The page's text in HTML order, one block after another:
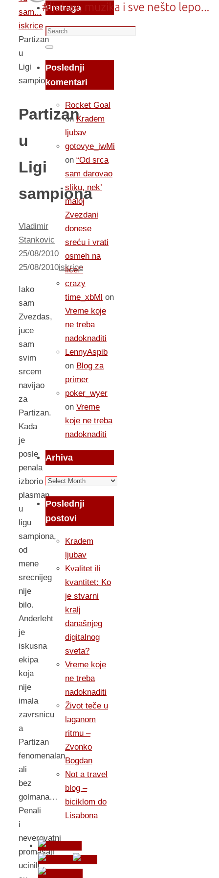
sam...
iskrice
Partizan
u
Ligi
sampiona
Partizan
u
Ligi
sampiona
Vladimir
Stankovic
25/08/2010
25/08/2010iskrice
Iako
sam
Zvezdas,
juce
sam
svim
srcem
navijao
za
Partizan.
Kada
je
posle
penala
izborio
plasman
u
ligu
sampiona,
od
mene
srecnijeg
nije
bilo.
Anderleht
je
iskusna
ekipa
koja
nije
imala
zavrsnicu
a
Partizan
fenomenalan,
ali
bez
golmana…
Penali
i
neverovatni
promasaji
ucinili
Pretraga
Search
for:
Search
Poslednji
komentari
Rocket Goal
on Kradem
ljubav
gotovye_iwMi
on “Od srca
sam darovao
sliku, nek’
maloj
Zvezdani
donese
sreću i vrati
osmeh na
lice!”
crazy
time_xbMl on
Vreme koje
ne treba
nadoknaditi
LennyAspib
on Blog za
primer
poker_wyer
on Vreme
koje ne treba
nadoknaditi
Arhiva
Arhiva
Poslednji
postovi
Kradem
ljubav
Kvalitet ili
kvantitet: Ko
je stvarni
kralj
današnjeg
digitalnog
sveta?
Vreme koje
ne treba
nadoknaditi
Život teče u
laganom
ritmu –
Zvonko
Bogdan
Not a travel
blog –
biciklom do
Lisabona